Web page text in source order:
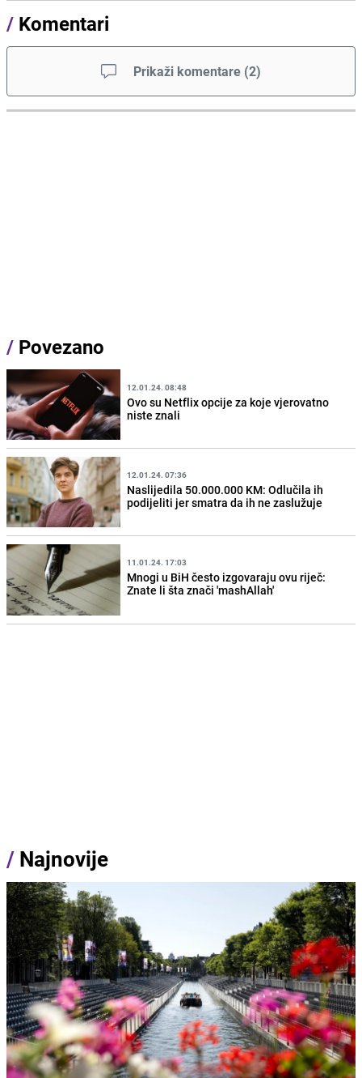
/ Komentari
Prikaži komentare (2)
/ Povezano
12.01.24. 08:48
Ovo su Netflix opcije za koje vjerovatno
niste znali
12.01.24. 07:36
Naslijedila 50.000.000 KM: Odlučila ih
podijeliti jer smatra da ih ne zaslužuje
11.01.24. 17:03
Mnogi u BiH često izgovaraju ovu riječ:
Znate li šta znači 'mashAllah'
/ Najnovije